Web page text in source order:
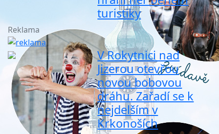
turistiky
Reklama
V Rokytnici nad
Jizerou otevřou
novou bobovou
dráhu. Zařadí se k
nejdelším v
Krkonoších